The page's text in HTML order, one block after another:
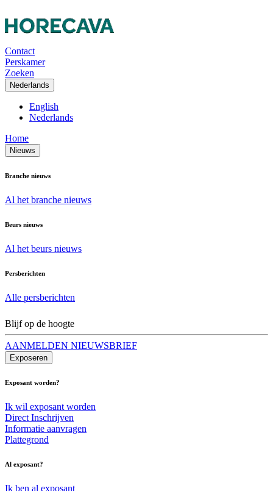
Contact
Perskamer
Zoeken
Nederlands
English
Nederlands
Home
Nieuws
Branche nieuws
Al het branche nieuws
Beurs nieuws
Al het beurs nieuws
Persberichten
Alle persberichten
Blijf op de hoogte
AANMELDEN NIEUWSBRIEF
Exposeren
Exposant worden?
Ik wil exposant worden
Direct Inschrijven
Informatie aanvragen
Plattegrond
Al exposant?
Ik ben al exposant